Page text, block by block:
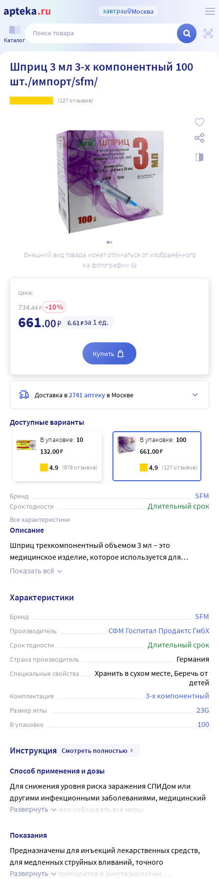
завтрав Москва
Каталог
Шприц 3 мл 3-х компонентный 100
шт./импорт/sfm/
(127отзывов)
Внешний вид товара может отличаться от изображённого
на фотографии
Доступные варианты
В упаковке: 10
132.00₽
4.9 (878отзывов)
В упаковке: 100
661.00₽
4.9 (127отзывов)
Бренд SFM
Срок годности Длительный срок
Все характеристики
Описание
Шприц трехкомпонентный объемом 3 мл – это
медицинское изделие, которое используется для
инъекций. Шприц стерильный инъекционный имеет
одноразового использования. Он выполнен из
качественного и безопасного материала. Игла 23G (0,6
мм x 30 мм) - съёмная. Игла при введении не травмирует
ткани, за счёт покрытия специальной смазкой. Конусное
соединение цилиндра с иглой инъекционной - типа
Луер. Положение луер-крепления (конуса цилиндра)
шприца концентрическое (коаксиальное, по центру
цилиндра). Прозрачный цилиндр облегчает контроль
объема и прозрачности медикамента. Шприцы имеют
высокую точность и позволяют контролировать дозу
препарата. Индивидуальная упаковка обеспечивает
сохранность стерильности. Шприцы трехкомпонентные
медицинских процедур в домашних условиях или в
медицинских учреждениях.
Показать всё
Цена:
734.44₽ 10
661.00₽ 6.61 ₽за 1 ед.
Купить
Доставка в2741 аптеку в Москве
Характеристики
Бренд SFM
Производитель СФМ Госпитал Продактс ГмбХ
Срок годности Длительный срок
Страна производитель Германия
Специальные свойства
Хранить в сухом месте, Беречь от
детей
Комплектация 3-х компонентный
Размер иглы 23G
В упаковке 100
Инструкция Смотреть полностью
Способ применения и дозы
Для снижения уровня риска заражения СПИДом или
другими инфекционными заболеваниями, медицинский
персонал должен соблюдать все меры
крови со всеми пациентами. Обработать руки перед
проведением инъекции согласно принятому в клинике
протоколу.
1. Перед использованием проверить срок годности
Развернуть
Показания
Предназначены для инъекций лекарственных средств,
для медленных струйных вливаний, точного
дозирования препаратов в анестезиологии,
Развернуть